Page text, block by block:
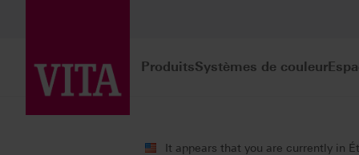
ProduitsSystèmes de couleur
It appears that you are currently in